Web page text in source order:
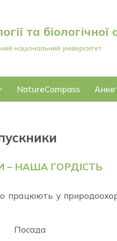
та біологічної
національний університет
NatureCompass
– НАША ГОРДІСТЬ
працюють у
Посада